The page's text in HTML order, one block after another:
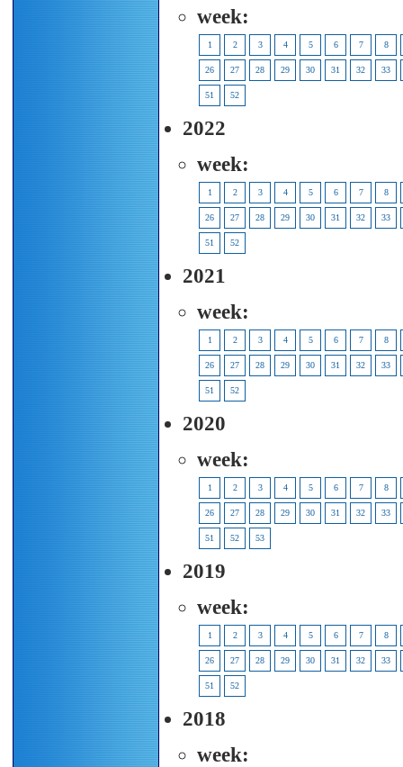
week:
1 2 3 4 5 6 7 8
26 27 28 29 30 31 32 33
51 52
2022
week:
1 2 3 4 5 6 7 8
26 27 28 29 30 31 32 33
51 52
2021
week:
1 2 3 4 5 6 7 8
26 27 28 29 30 31 32 33
51 52
2020
week:
1 2 3 4 5 6 7 8
26 27 28 29 30 31 32 33
51 52 53
2019
week:
1 2 3 4 5 6 7 8
26 27 28 29 30 31 32 33
51 52
2018
week: